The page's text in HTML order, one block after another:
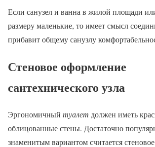
Если санузел и ванна в жилой площади
размеру маленькие, то имеет смысл
прибавит общему санузлу
Стеновое оформление
сантехнического узла
Эргономичный туалет должен иметь
облицованные стены. Достаточно
знаменитым вариантом считается